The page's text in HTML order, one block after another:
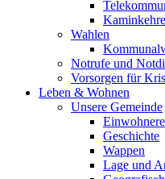
Wahlen
Notrufe und
Vorsorgen für
Leben & Wohnen
Unsere Gemeinde
Geschichte
Wappen
Lage und